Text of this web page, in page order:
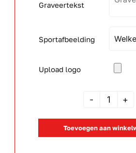
Graveertekst
Sportafbeelding
Upload logo
JSAK
aantal
Toevoegen aan